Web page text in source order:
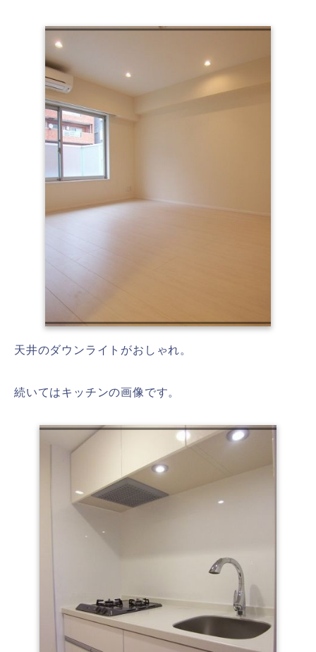
天井のダウンライトがおしゃれ。
続いてはキッチンの画像です。